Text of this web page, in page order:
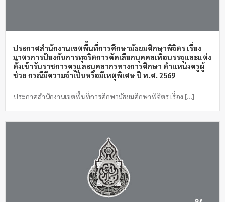
ประกาศสำนักงานเขตพื้นที่การศึกษามัธยมศึกษาพิจิตร เรื่อง
มาตรการป้องกันการทุจริตการคัดเลือกบุคคลเพื่อบรรจุและแต่ง
ตั้งเข้ารับราชการครูและบุคลากรทางการศึกษา ตำแหน่งครูผู้
ช่วย กรณีมีความจำเป็นหรือมีเหตุพิเศษ ปี พ.ศ. 2569
ประกาศสำนักงานเขตพื้นที่การศึกษามัธยมศึกษาพิจิตร เรื่อง […]